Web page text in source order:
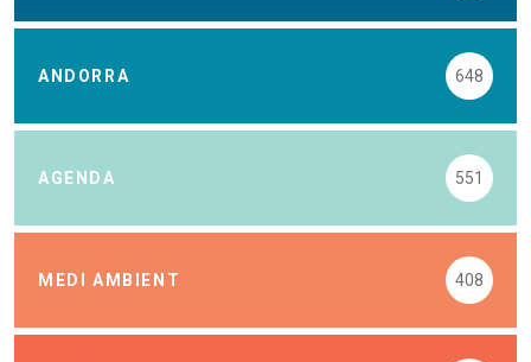
ANDORRA 648
AGENDA 551
MEDI AMBIENT 408